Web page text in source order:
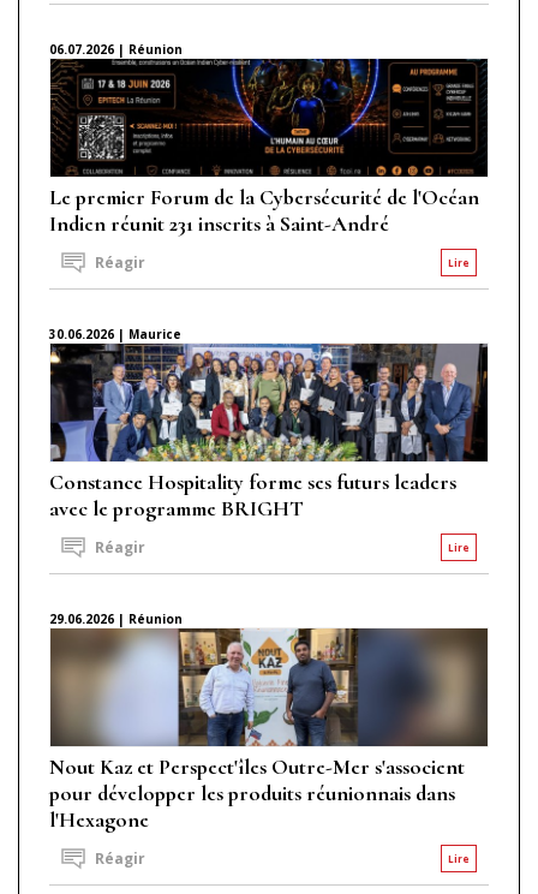
06.07.2026 | Réunion
Le premier Forum de la Cybersécurité de l'Océan
Indien réunit 231 inscrits à Saint-André
Lire
Réagir
30.06.2026 | Maurice
Constance Hospitality forme ses futurs leaders
avec le programme BRIGHT
Lire
Réagir
29.06.2026 | Réunion
Nout Kaz et Perspect'îles Outre-Mer s'associent
pour développer les produits réunionnais dans
l'Hexagone
Lire
Réagir